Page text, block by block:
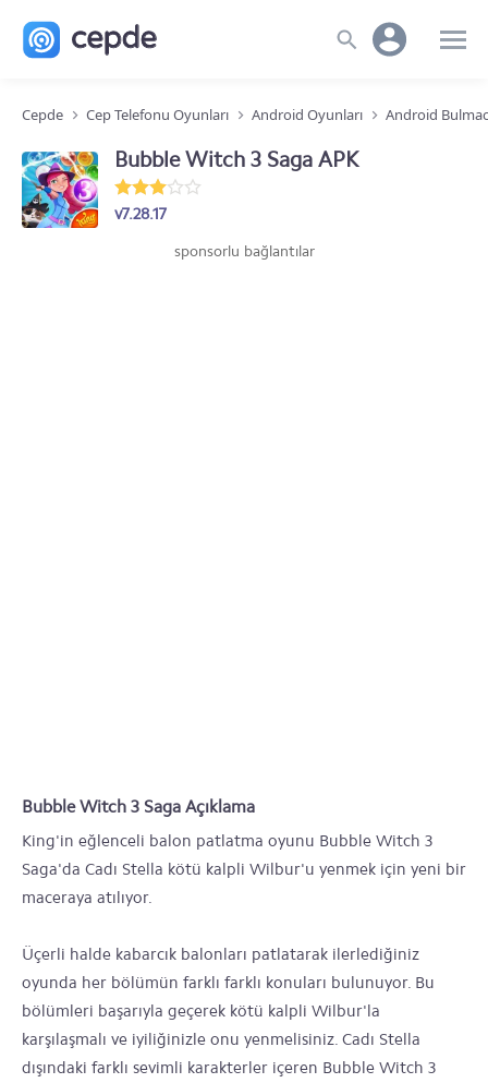
Cepde Cep Telefonu Oyunları Android Oyunları Android
Bubble Witch 3 Saga APK
v7.28.17
sponsorlu bağlantılar
Bubble Witch 3 Saga Açıklama
King'in eğlenceli balon patlatma oyunu Bubble Witch 3
Saga'da Cadı Stella kötü kalpli Wilbur'u yenmek için yeni bir
maceraya atılıyor.
Üçerli halde kabarcık balonları patlatarak ilerlediğiniz
oyunda her bölümün farklı farklı konuları bulunuyor. Bu
bölümleri başarıyla geçerek kötü kalpli Wilbur'la
karşılaşmalı ve iyiliğinizle onu yenmelisiniz. Cadı Stella
dışındaki farklı sevimli karakterler içeren Bubble Witch 3